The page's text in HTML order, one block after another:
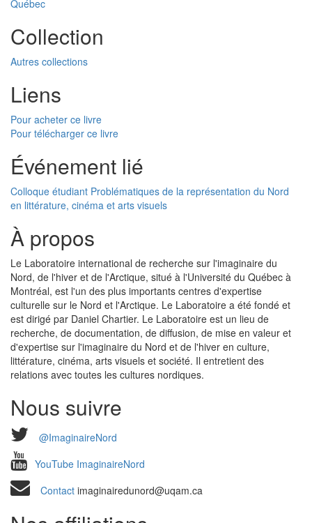
Québec
Collection
Autres collections
Liens
Pour acheter ce livre
Pour télécharger ce livre
Événement lié
Colloque étudiant Problématiques de la représentation du Nord
en littérature, cinéma et arts visuels
À propos
Le Laboratoire international de recherche sur l'imaginaire du
Nord, de l'hiver et de l'Arctique, situé à l'Université du Québec à
Montréal, est l'un des plus importants centres d'expertise
culturelle sur le Nord et l'Arctique. Le Laboratoire a été fondé et
est dirigé par Daniel Chartier. Le Laboratoire est un lieu de
recherche, de documentation, de diffusion, de mise en valeur et
d'expertise sur l'imaginaire du Nord et de l'hiver en culture,
littérature, cinéma, arts visuels et société. Il entretient des
relations avec toutes les cultures nordiques.
Nous suivre
@ImaginaireNord
YouTube ImaginaireNord
Contact imaginairedunord@uqam.ca